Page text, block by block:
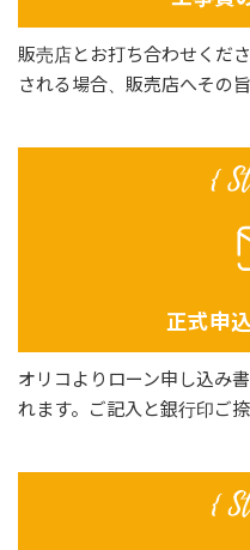
販売店とお打ち合わせくださ
される場合、販売店へその
正式申
オリコよりローン申し込み
れます。ご記入と銀行印ご